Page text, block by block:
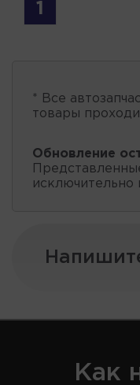
1
* Все
товары
Обновление
исключительно
Как